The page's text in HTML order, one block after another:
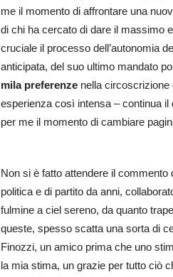
me il momento di affrontare una
di chi ha cercato di dare il massimo
cruciale il processo dell’autonomia
anticipata, del suo ultimo mandato
mila preferenze nella circoscrizione
esperienza così intensa – continua
per me il momento di cambiare
Non si è fatto attendere il commento
politica e di partito da anni,
fulmine a ciel sereno, da quanto
queste, spesso scatta una sorta di
Finozzi, un amico prima che uno
la mia stima, un grazie per tutto ciò